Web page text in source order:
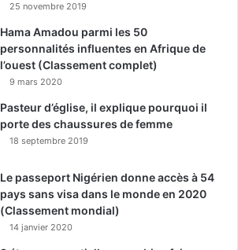
25 novembre 2019
Hama Amadou parmi les 50
personnalités influentes en Afrique de
l’ouest (Classement complet)
9 mars 2020
Pasteur d’église, il explique pourquoi il
porte des chaussures de femme
18 septembre 2019
Le passeport Nigérien donne accès à 54
pays sans visa dans le monde en 2020
(Classement mondial)
14 janvier 2020